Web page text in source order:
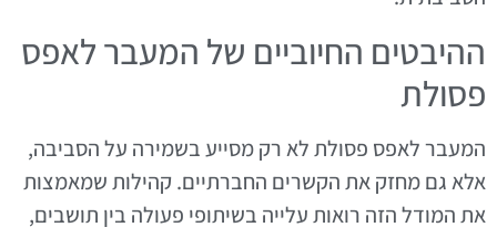
ההיבטים החיוביים של המעבר לאפס
פסולת
המעבר לאפס פסולת לא רק מסייע בשמירה על הסביבה,
אלא גם מחזק את הקשרים החברתיים. קהילות שמאמצות
את המודל הזה רואות עלייה בשיתופי פעולה בין תושבים,